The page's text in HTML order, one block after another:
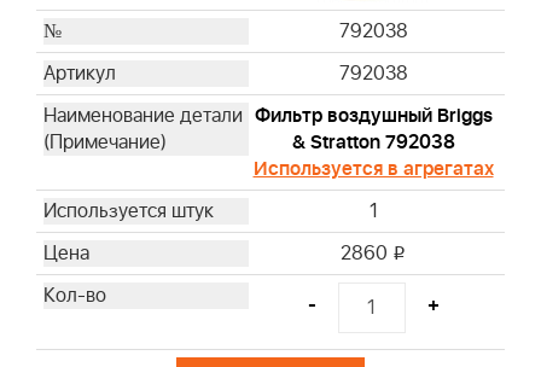
792038
792038
Фильтр воздушный Briggs
& Stratton 792038
Используется в агрегатах
1
2860 i
- +